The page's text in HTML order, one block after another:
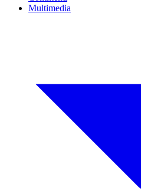
Multimedia